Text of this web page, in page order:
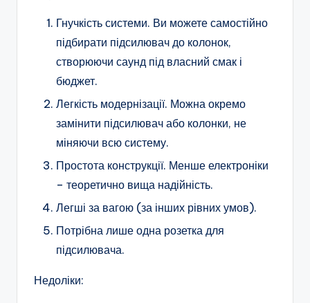
Гнучкість системи. Ви можете самостійно
підбирати підсилювач до колонок,
створюючи саунд під власний смак і
бюджет.
Легкість модернізації. Можна окремо
замінити підсилювач або колонки, не
міняючи всю систему.
Простота конструкції. Менше електроніки
– теоретично вища надійність.
Легші за вагою (за інших рівних умов).
Потрібна лише одна розетка для
підсилювача.
Недоліки: